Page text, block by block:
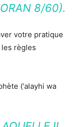
8/60).
votre pratique
règles
(‘alayhi wa